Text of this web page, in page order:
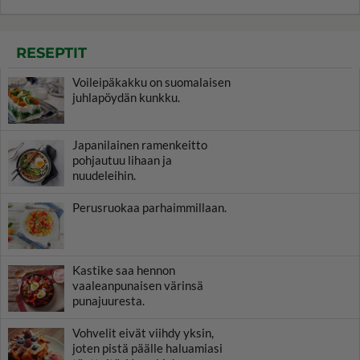
RESEPTIT
Voileipäkakku on suomalaisen
juhlapöydän kunkku.
Japanilainen ramenkeitto
pohjautuu lihaan ja
nuudeleihin.
Perusruokaa parhaimmillaan.
Kastike saa hennon
vaaleanpunaisen värinsä
punajuuresta.
Vohvelit eivät viihdy yksin,
joten pistä päälle haluamiasi